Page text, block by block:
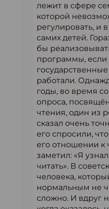
лежит в сфере
которой
регулировать, и
самих детей.
бы
программы, если
работали.
годы, во время
опроса,
чтения, один из
сказал очень
его спросили,
его отношении к
заметил: «Я
читать». В
человека,
нормальным не
сложно. И вдруг